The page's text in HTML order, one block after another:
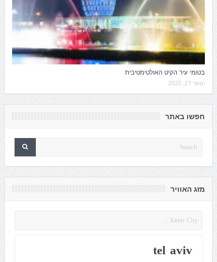
בטומי עיר הקיט האולטימטיבית
ינואר 27, 2020
חפשו באתר
מזג האוויר
tel aviv